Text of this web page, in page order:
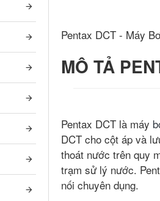
Pentax DCT - Máy
MÔ TẢ
Pentax DCT là máy
DCT cho cột áp và
thoát nước trên quy
trạm sử lý nước.
nối chuyên dụng.